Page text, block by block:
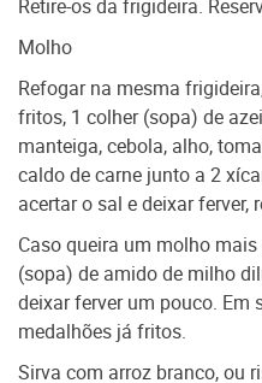
Retire-os da frigideira.
Molho
Refogar na mesma
fritos, 1 colher (sopa) de
manteiga, cebola, alho,
caldo de carne junto a 2
acertar o sal e deixar ferver,
Caso queira um molho
(sopa) de amido de milho
deixar ferver um pouco. Em
medalhões já fritos.
Sirva com arroz branco, ou